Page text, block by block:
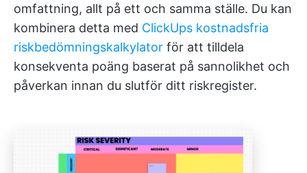
omfattning, allt på ett och samma ställe. Du kan
kombinera detta med ClickUps kostnadsfria
riskbedömningskalkylator för att tilldela
konsekventa poäng baserat på sannolikhet och
påverkan innan du slutför ditt riskregister.